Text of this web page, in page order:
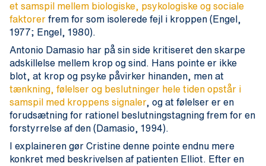
et samspil mellem biologiske, psykologiske og sociale
faktorer frem for som isolerede fejl i kroppen (Engel,
1977; Engel, 1980).
Antonio Damasio har på sin side kritiseret den skarpe
adskillelse mellem krop og sind. Hans pointe er ikke
blot, at krop og psyke påvirker hinanden, men at
tænkning, følelser og beslutninger hele tiden opstår i
samspil med kroppens signaler, og at følelser er en
forudsætning for rationel beslutningstagning frem for en
forstyrrelse af den (Damasio, 1994).
I explaineren gør Cristine denne pointe endnu mere
konkret med beskrivelsen af patienten Elliot. Efter en